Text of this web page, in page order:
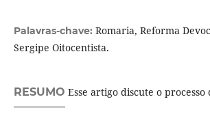
Palavras-chave: Romaria, Reforma
Sergipe Oitocentista.
RESUMO Esse artigo discute o